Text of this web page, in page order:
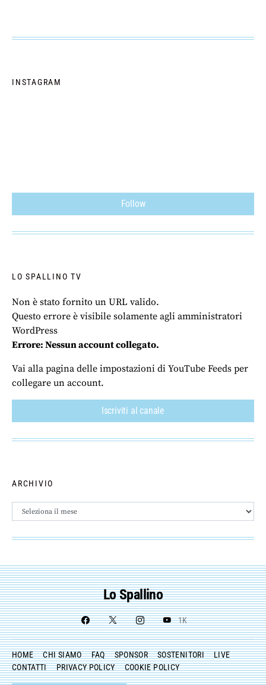
INSTAGRAM
Follow
LO SPALLINO TV
Non è stato fornito un URL valido.
Questo errore è visibile solamente agli amministratori
WordPress
Errore: Nessun account collegato.
Vai alla pagina delle impostazioni di YouTube Feeds per
collegare un account.
Iscriviti al canale
ARCHIVIO
Archivio
Lo Spallino
1K
HOME CHI SIAMO FAQ SPONSOR SOSTENITORI
LIVE
CONTATTI
PRIVACY POLICY COOKIE POLICY